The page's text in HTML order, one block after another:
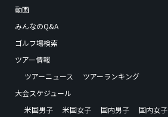
動画
みんなのQ&A
ゴルフ場検索
ツアー情報
ツアーニュース
ツアーランキング
大会スケジュール
米国男子
米国女子 国内男子
国内女子